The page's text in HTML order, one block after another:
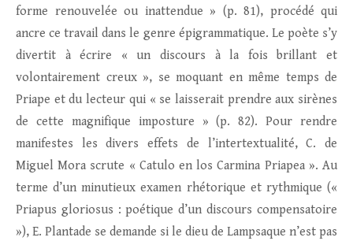
forme renouvelée ou inattendue » (p. 81), procédé qui
ancre ce travail dans le genre épigrammatique. Le poète s’y
divertit à écrire « un discours à la fois brillant et
volontairement creux », se moquant en même temps de
Priape et du lecteur qui « se laisserait prendre aux sirènes
de cette magnifique imposture » (p. 82). Pour rendre
manifestes les divers effets de l’intertextualité, C. de
Miguel Mora scrute « Catulo en los Carmina Priapea ». Au
terme d’un minutieux examen rhétorique et rythmique («
Priapus gloriosus : poétique d’un discours compensatoire
»), E. Plantade se demande si le dieu de Lampsaque n’est pas